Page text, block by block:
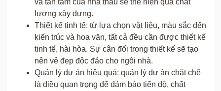
lượng xây dựng.
Thiết kế tinh tế: từ lựa chọn vật liệu, màu sắc đến
kiến trúc và hoa văn, tất cả đều cần được thiết kế
tinh tế, hài hòa. Sự cân đối trong thiết kế sẽ tạo
nên vẻ đẹp độc đáo cho ngôi nhà.
Quản lý dự án hiệu quả: quản lý dự án chặt chẽ
là điều quan trọng để đảm bảo tiến độ, chất